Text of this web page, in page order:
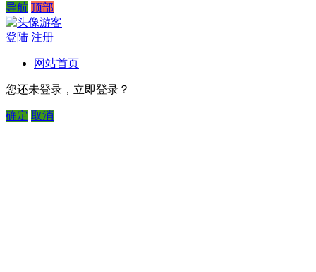
导航 顶部
游客
登陆 注册
网站首页
您还未登录，立即登录？
确定 取消